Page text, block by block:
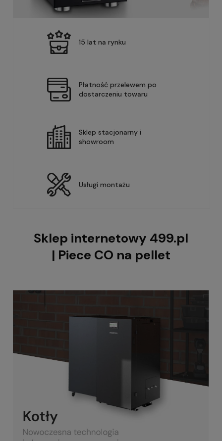
15 lat na rynku
Płatność przelewem po
dostarczeniu towaru
Sklep stacjonarny i
showroom
Usługi montażu
Sklep internetowy 499.pl
| Piece CO na pellet